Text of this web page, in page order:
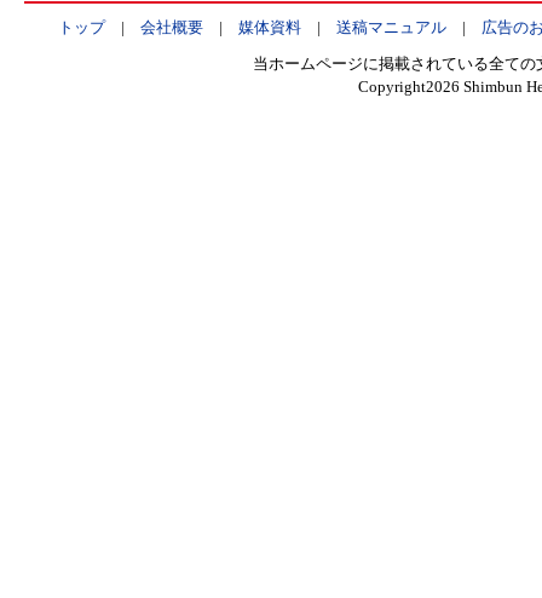
トップ| 会社概要| 媒体資料| 送稿マニュアル| 広告の
当ホームページに掲載されている全て
Copyright2026 Shimbun